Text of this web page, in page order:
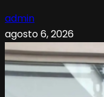
admin
agosto 6, 2026